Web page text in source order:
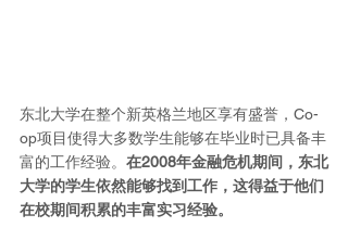
东北大学在整个新英格兰地区享有盛誉，Co-
op项目使得大多数学生能够在毕业时已具备丰
富的工作经验。 在2008年金融危机期间，东北
大学的学生依然能够找到工作，这得益于他们
在校期间积累的丰富实习经验。